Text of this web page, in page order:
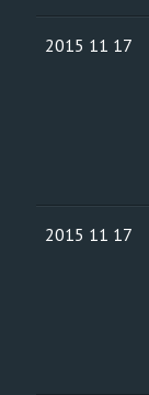
2015 11 17
2015 11 17